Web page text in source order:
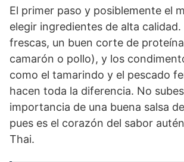
El primer paso y posiblemente el
elegir ingredientes de alta calidad.
frescas, un buen corte de
camarón o pollo), y los
como el tamarindo y el pescado
hacen toda la diferencia. No
importancia de una buena salsa
pues es el corazón del sabor
Thai.